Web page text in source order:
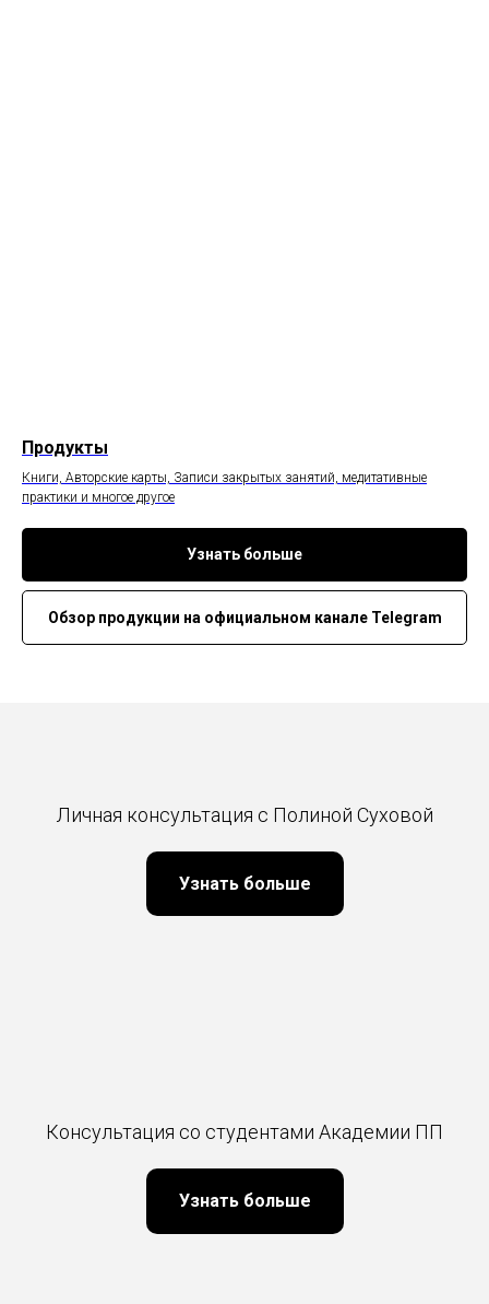
Продукты
Книги, Авторские карты, Записи закрытых занятий, медитативные
практики и многое другое
Узнать больше
Обзор продукции на официальном канале Telegram
Личная консультация с Полиной Суховой
Узнать больше
Консультация со студентами Академии ПП
Узнать больше